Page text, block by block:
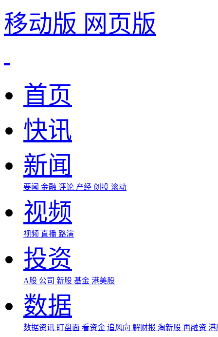
移动版 网页版
首页
快讯
新闻
要闻 金融 评论 产经 创投 滚动
视频
视频 直播 路演
投资
A股 公司 新股 基金 港美股
数据
数据资讯 盯盘面 看资金 追风向 解财报 淘新股 再融资